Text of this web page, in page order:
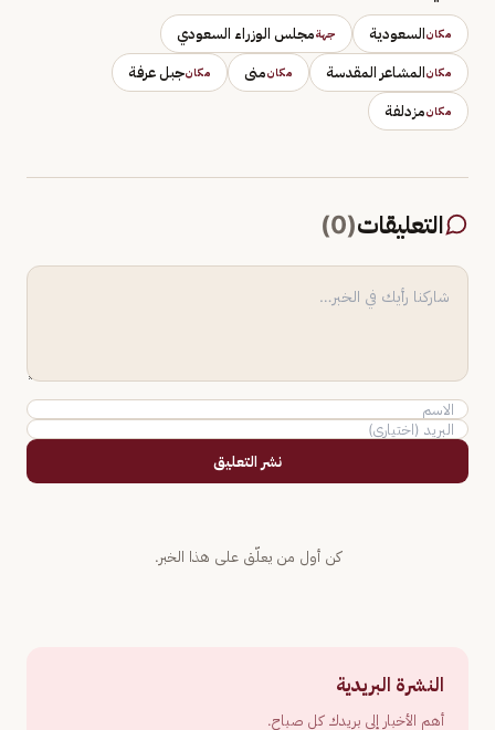
مكانالسعودية جهةمجلس الوزراء السعودي
مكانالمشاعر المقدسة مكانمنى مكانجبل عرفة
مكانمزدلفة
التعليقات(
0
)
نشر التعليق
كن أول من يعلّق على هذا الخبر.
النشرة البريدية
أهم الأخبار إلى بريدك كل صباح.